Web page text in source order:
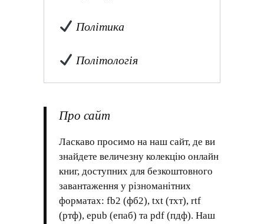
Політика
Політологія
Про сайт
Ласкаво просимо на наш сайт, де ви
знайдете величезну колекцію онлайн
книг, доступних для безкоштовного
завантаження у різноманітних
форматах: fb2 (фб2), txt (тхт), rtf
(ртф), epub (епаб) та pdf (пдф). Наш